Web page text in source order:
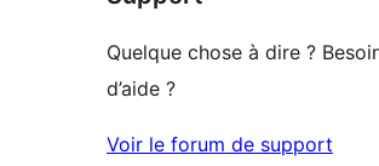
Quelque chose à dire ?
d’aide ?
Voir le forum de support